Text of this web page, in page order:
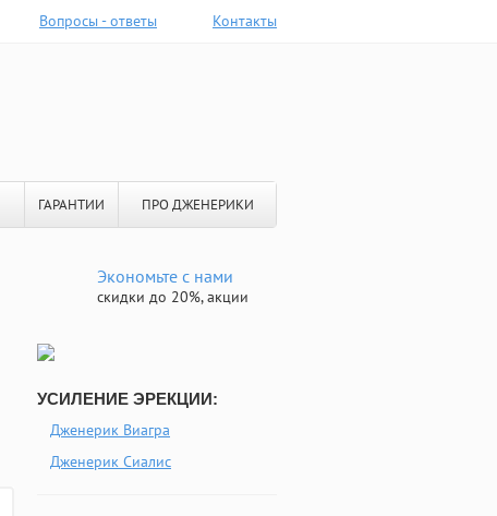
Вопросы - ответы Контакты
ГАРАНТИИ ПРО ДЖЕНЕРИКИ
Экономьте с нами
скидки до 20%, акции
УСИЛЕНИЕ ЭРЕКЦИИ:
Дженерик Виагра
Дженерик Сиалис